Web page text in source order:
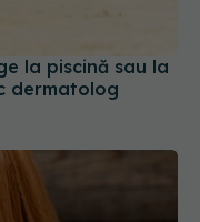
la piscină sau la
dermatolog